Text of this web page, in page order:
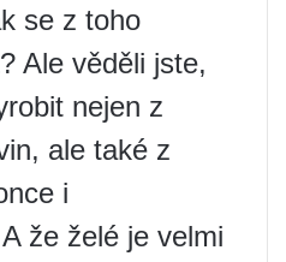
se z toho
Ale věděli jste,
nejen z
ale také z
i
že želé je velmi